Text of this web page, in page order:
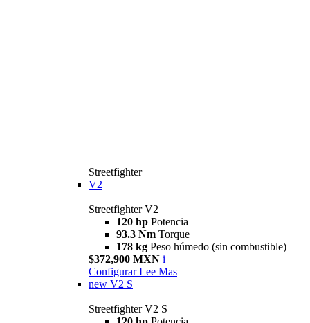
Streetfighter
V2
Streetfighter V2
120 hp Potencia
93.3 Nm Torque
178 kg Peso húmedo (sin combustible)
$372,900 MXN i
Configurar Lee Mas
new V2 S
Streetfighter V2 S